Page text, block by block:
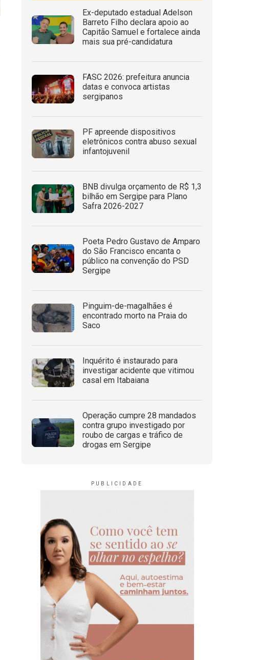
Ex-deputado estadual Adelson
Barreto Filho declara apoio ao
Capitão Samuel e fortalece ainda
mais sua pré-candidatura
FASC 2026: prefeitura anuncia
datas e convoca artistas
sergipanos
PF apreende dispositivos
eletrônicos contra abuso sexual
infantojuvenil
BNB divulga orçamento de R$ 1,3
bilhão em Sergipe para Plano
Safra 2026-2027
Poeta Pedro Gustavo de Amparo
do São Francisco encanta o
público na convenção do PSD
Sergipe
Pinguim-de-magalhães é
encontrado morto na Praia do
Saco
Inquérito é instaurado para
investigar acidente que vitimou
casal em Itabaiana
Operação cumpre 28 mandados
contra grupo investigado por
roubo de cargas e tráfico de
drogas em Sergipe